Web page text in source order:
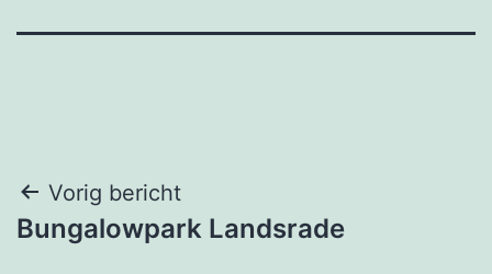
Bericht
navigatie
Vorig bericht
Bungalowpark Landsrade